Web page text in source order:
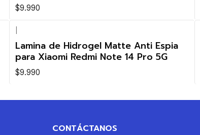
$9.990
Lamina de Hidrogel Matte Anti Espia
para Xiaomi Redmi Note 14 Pro 5G
$9.990
CONTÁCTANOS